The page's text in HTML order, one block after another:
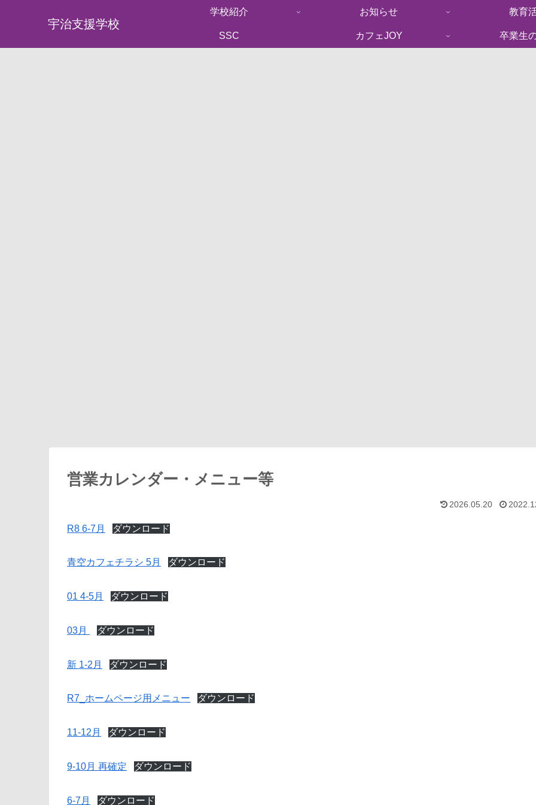
宇治支援学校
学校紹介 お知らせ 教育
SSC カフェJOY 卒業生
営業カレンダー・メニュー等
2026.05.20
R8 6-7月 ダウンロード
青空カフェチラシ 5月 ダウンロード
01 4-5月 ダウンロード
03月 ダウンロード
新 1-2月 ダウンロード
R7_ホームページ用メニュー ダウンロード
11-12月 ダウンロード
9-10月 再確定 ダウンロード
6-7月 ダウンロード